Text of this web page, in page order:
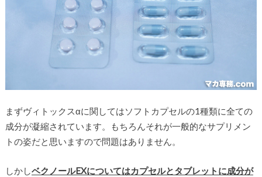
まずヴィトックスαに関してはソフトカプセルの1種類に全ての
成分が凝縮されています。もちろんそれが一般的なサプリメン
トの姿だと思いますので問題はありません。
しかしベクノールEXについてはカプセルとタブレットに成分が